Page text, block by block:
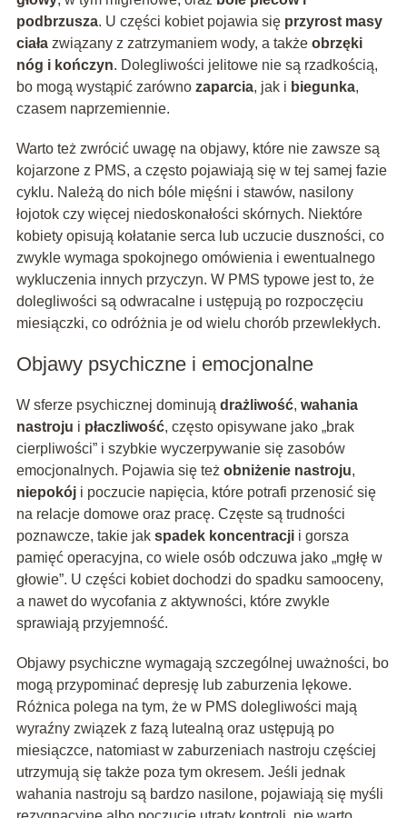
podbrzusza. U części kobiet pojawia się przyrost masy
ciałazwiązany z zatrzymaniem wody, a także obrzęki
nóg i kończyn. Dolegliwości jelitowe nie są rzadkością,
bo mogą wystąpić zarówno zaparcia, jak i biegunka,
czasem naprzemiennie.
Warto też zwrócić uwagę na objawy, które nie zawsze są
kojarzone z PMS, a często pojawiają się w tej samej fazie
cyklu. Należą do nich bóle mięśni i stawów, nasilony
łojotok czy więcej niedoskonałości skórnych. Niektóre
kobiety opisują kołatanie serca lub uczucie duszności, co
zwykle wymaga spokojnego omówienia i ewentualnego
wykluczenia innych przyczyn. W PMS typowe jest to, że
dolegliwości są odwracalne i ustępują po rozpoczęciu
miesiączki, co odróżnia je od wielu chorób przewlekłych.
Objawy psychiczne i emocjonalne
W sferze psychicznej dominują drażliwość, wahania
nastroju i płaczliwość, często opisywane jako „brak
cierpliwości” i szybkie wyczerpywanie się zasobów
emocjonalnych. Pojawia się też obniżenie nastroju,
niepokóji poczucie napięcia, które potrafi przenosić się
na relacje domowe oraz pracę. Częste są trudności
poznawcze, takie jak spadek koncentracjii gorsza
pamięć operacyjna, co wiele osób odczuwa jako „mgłę w
głowie”. U części kobiet dochodzi do spadku samooceny,
a nawet do wycofania z aktywności, które zwykle
sprawiają przyjemność.
Objawy psychiczne wymagają szczególnej uważności, bo
mogą przypominać depresję lub zaburzenia lękowe.
Różnica polega na tym, że w PMS dolegliwości mają
wyraźny związek z fazą lutealną oraz ustępują po
miesiączce, natomiast w zaburzeniach nastroju częściej
utrzymują się także poza tym okresem. Jeśli jednak
wahania nastroju są bardzo nasilone, pojawiają się myśli